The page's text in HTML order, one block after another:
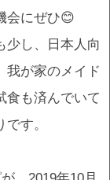
会にぜひ😊
少し、日本人向
我が家のメイド
食も済んでいて
す。